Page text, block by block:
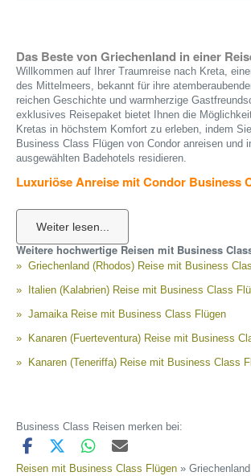
Das Beste von Griechenland in einer
Willkommen auf Ihrer Traumreise nach Kreta,
des Mittelmeers, bekannt für ihre
reichen Geschichte und warmherzige
exklusives Reisepaket bietet Ihnen die
Kretas in höchstem Komfort zu erleben, indem
Business Class Flügen von Condor anreisen und
ausgewählten Badehotels residieren.
Luxuriöse Anreise mit Condor Business
Business Class von Condor. Genießen Sie den
der Ihnen vom Moment des Einsteigens bis zur
Verfügung steht. In der Business Class können
Sitze mit großzügiger Beinfreiheit, exquisite
zu exklusiven Lounges freuen. Jeder Flug ist
Entspannung und Komfort zu bieten, sodass Sie
Ihre Abenteuer auf Kreta ankommen.
Warum Business Class?
Komfortable, geräumige Sitze mit extra
Gourmet-Menüs und erlesene Getränke
Priorität beim Check-in und Boarding
Kreta bietet eine Vielzahl an exquisiten
Geschmack etwas bereithalten. Unsere
sich nicht nur durch ihre hervorragende Lage in
Strände der Insel aus, sondern auch durch ihren
Weitere hochwertige Reisen mit Business
Griechenland (Rhodos) Reise mit Business
Italien (Kalabrien) Reise mit Business Class
Jamaika Reise mit Business Class Flügen
Kanaren (Fuerteventura) Reise mit Business
Kanaren (Teneriffa) Reise mit Business Class
Business Class Reisen merken bei:
Reisen mit Business Class Flügen »